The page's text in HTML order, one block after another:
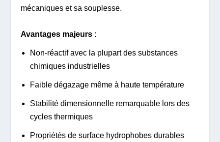
mécaniques et sa souplesse.
Avantages majeurs :
Non-réactif avec la plupart des substances
chimiques industrielles
Faible dégazage même à haute température
Stabilité dimensionnelle remarquable lors des
cycles thermiques
Propriétés de surface hydrophobes durables